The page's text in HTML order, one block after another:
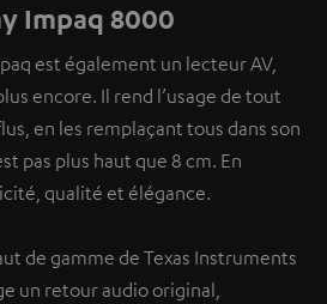
Impaq 8000
est également un lecteur AV,
encore. Il rend l’usage de tout
en les remplaçant tous dans son
pas plus haut que 8 cm. En
qualité et élégance.
de gamme de Texas Instruments
un retour audio original,